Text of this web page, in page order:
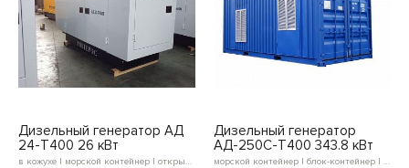
Дизельный генератор АД
24-Т400 26 кВт
в кожухе | морской контейнер | открытое исполнение | мини-контейнер | блок-контейнер
Дизельный генератор
АД-250С-Т400 343.8 кВт
морской контейнер | блок-контейнер | в кожухе | открытое исполнение